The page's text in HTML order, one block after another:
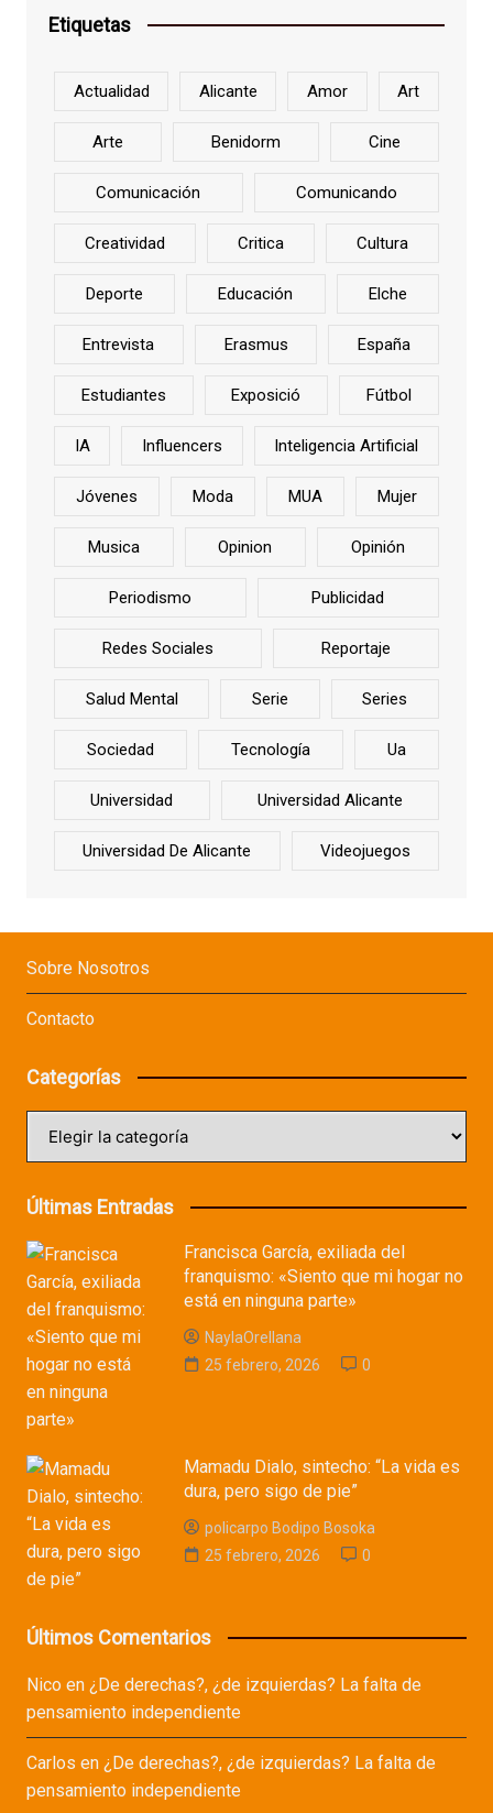
Etiquetas
Actualidad Alicante Amor Art
Arte Benidorm Cine
Comunicación Comunicando
Creatividad Critica Cultura
Deporte Educación Elche
Entrevista Erasmus España
Estudiantes Exposició Fútbol
IA Influencers Inteligencia Artificial
Jóvenes Moda MUA Mujer
Musica Opinion Opinión
Periodismo Publicidad
Redes Sociales Reportaje
Salud Mental Serie Series
Sociedad Tecnología Ua
Universidad Universidad Alicante
Universidad De Alicante Videojuegos
Sobre Nosotros
Contacto
Categorías
Últimas Entradas
Francisca García, exiliada del
franquismo: «Siento que mi hogar no
está en ninguna parte»
NaylaOrellana
25 febrero, 2026
0
Mamadu Dialo, sintecho: “La vida es
dura, pero sigo de pie”
policarpo Bodipo Bosoka
25 febrero, 2026
0
Últimos Comentarios
Nicoen ¿De derechas?, ¿de izquierdas? La falta de
pensamiento independiente
Carlos en ¿De derechas?, ¿de izquierdas? La falta de
pensamiento independiente